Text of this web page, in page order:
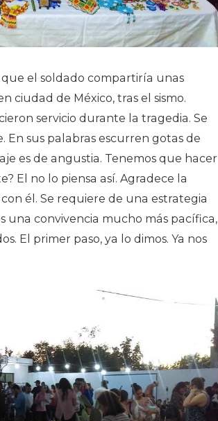
el soldado compartiría unas
ciudad de México, tras el sismo.
servicio durante la tragedia. Se
sus palabras escurren gotas de
es de angustia. Tenemos que hacer
El no lo piensa así. Agradece la
él. Se requiere de una estrategia
una convivencia mucho más pacífica,
El primer paso, ya lo dimos. Ya nos